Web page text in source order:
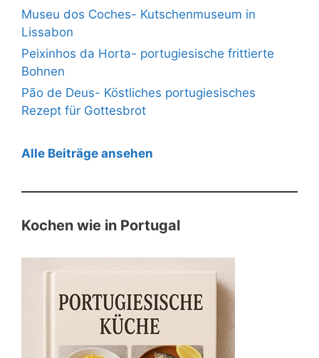
Museu dos Coches- Kutschenmuseum in
Lissabon
Peixinhos da Horta- portugiesische frittierte
Bohnen
Pão de Deus- Köstliches portugiesisches
Rezept für Gottesbrot
Alle Beiträge ansehen
Kochen wie in Portugal